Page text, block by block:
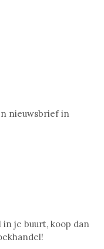
nieuwsbrief in
je buurt, koop dan